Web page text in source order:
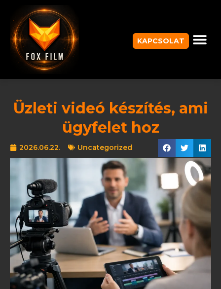
KAPCSOLAT
Üzleti videó készítés, ami
ügyfelet hoz
2026.06.22. Uncategorized